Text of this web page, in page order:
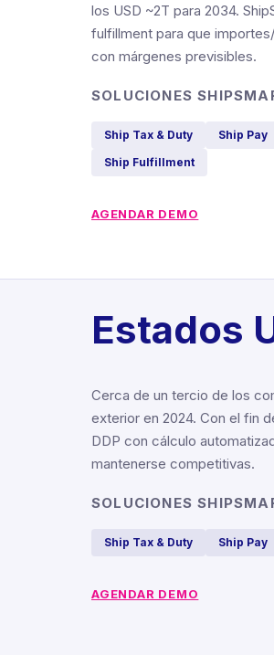
los USD ~2T para 2034.
fulfillment para que
con márgenes previsibles.
SOLUCIONES
Ship Tax & Duty Ship Pay
Ship Fulfillment
AGENDAR DEMO
Estados
Cerca de un tercio de los
exterior en 2024. Con el fin
DDP con cálculo
mantenerse competitivas.
SOLUCIONES
Ship Tax & Duty Ship Pay
AGENDAR DEMO